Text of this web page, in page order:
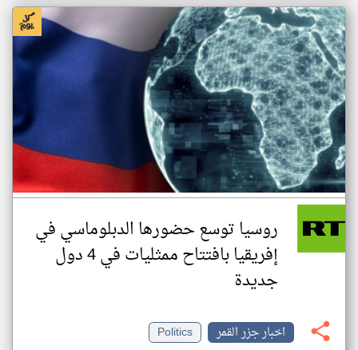
روسيا توسع حضورها الدبلوماسي في
إفريقيا بافتتاح ممثليات في 4 دول
جديدة
اخبار جزر القمر
Politics